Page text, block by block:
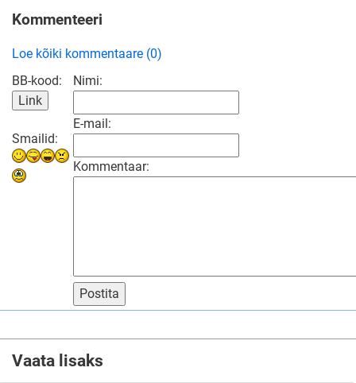
Kommenteeri
Loe kõiki kommentaare (0)
BB-kood:
Smailid:
Nimi:
E-mail:
Kommentaar:
Postita
Vaata lisaks